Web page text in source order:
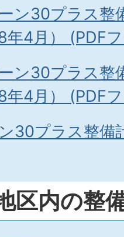
ン30プラス整
年4月） (PDF
ン30プラス整
年4月） (PDF
30プラス整備
区内の整